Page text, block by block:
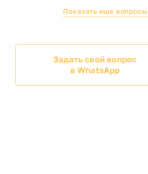
Показать еще вопросы
Задать свой вопрос
в WhatsApp